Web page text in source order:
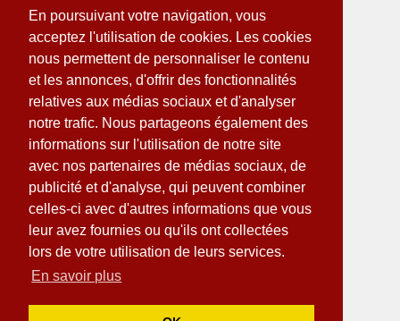
En poursuivant votre navigation, vous
acceptez l'utilisation de cookies. Les cookies
nous permettent de personnaliser le contenu
et les annonces, d'offrir des fonctionnalités
relatives aux médias sociaux et d'analyser
notre trafic. Nous partageons également des
informations sur l'utilisation de notre site
avec nos partenaires de médias sociaux, de
publicité et d'analyse, qui peuvent combiner
celles-ci avec d'autres informations que vous
leur avez fournies ou qu'ils ont collectées
lors de votre utilisation de leurs services.
En savoir plus